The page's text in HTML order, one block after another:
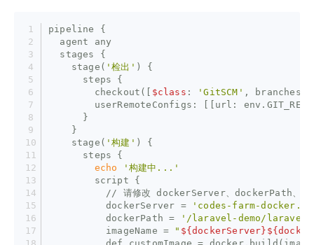
pipeline {
  agent any
  stages {
    stage(
'检出' ) {
      steps {
        checkout([
$class : 'GitSCM' , branches:
userRemoteConfigs: [[url:
      }
    }
    stage(
'构建' ) {
      steps {
echo
'构建中...'
        script {
// 请修改 dockerServer、dockerPath、
          dockerServer =
'codes-farm-
          dockerPath =
'/laravel-demo/laravel-
          imageName =
" ${dockerServer}